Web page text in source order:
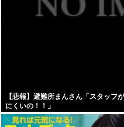
【悲報】避難所まんさん「スタッフ
にくいの！！」